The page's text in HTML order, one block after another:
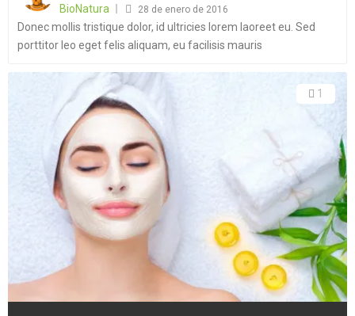
BioNatura
28 de enero de 2016
Donec mollis tristique dolor, id ultricies lorem laoreet eu. Sed
porttitor leo eget felis aliquam, eu facilisis mauris
1